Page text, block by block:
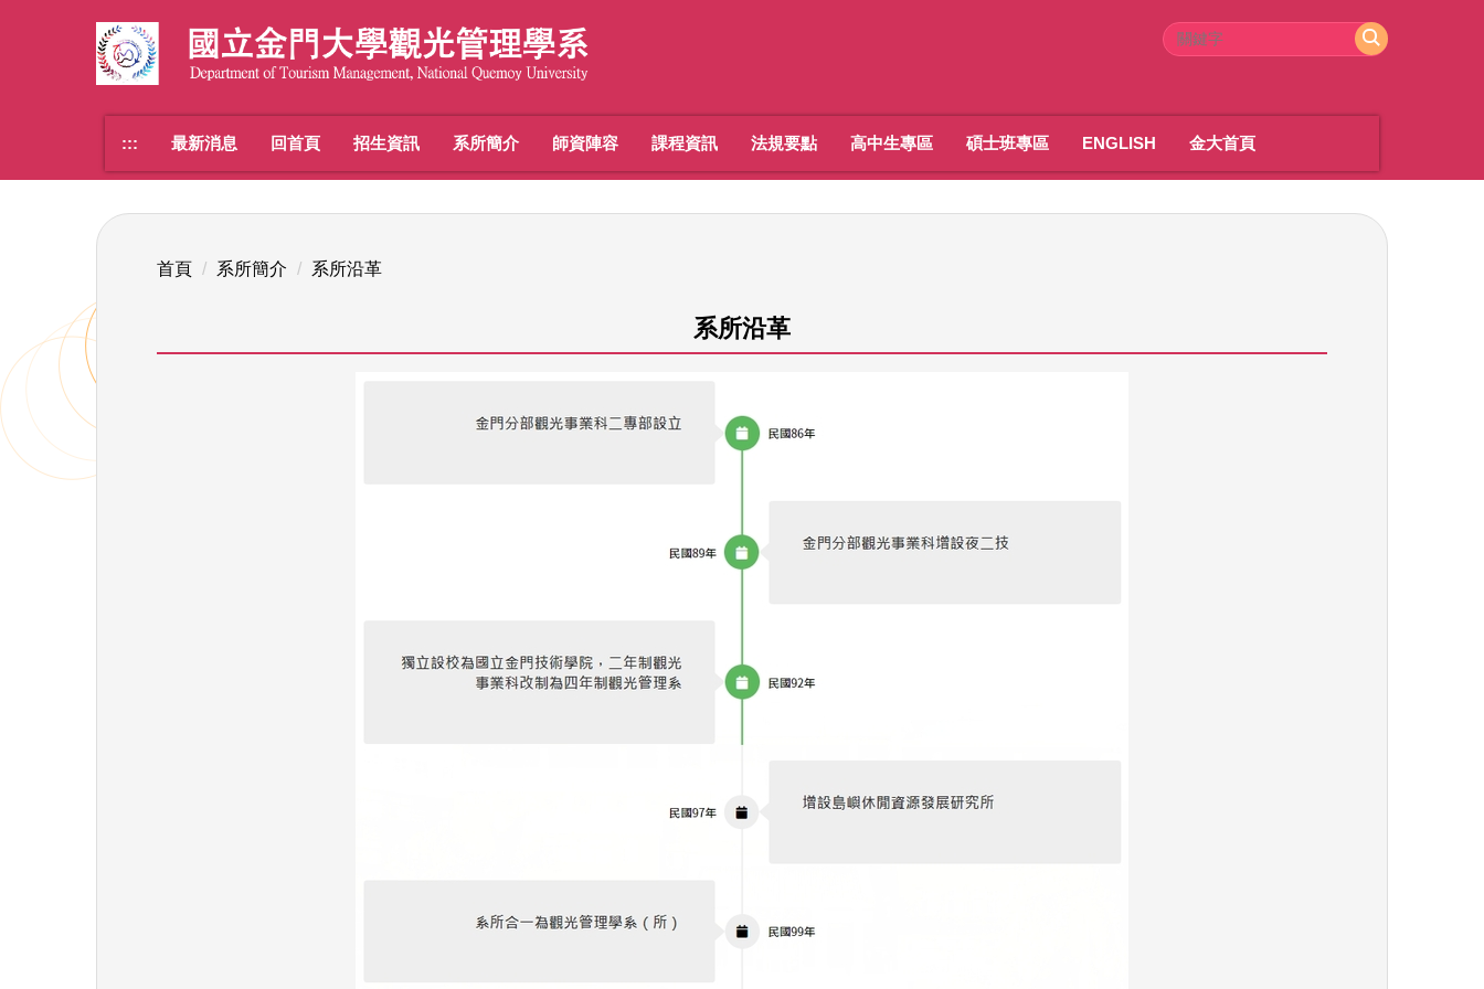
區
::: 最新消息 回首頁 招生資訊 系所簡介 師資陣容 課程資訊 法規要點 高中生專區 碩士班專區 ENGLISH 金大首頁
首頁 系所簡介 系所沿革
系所沿革